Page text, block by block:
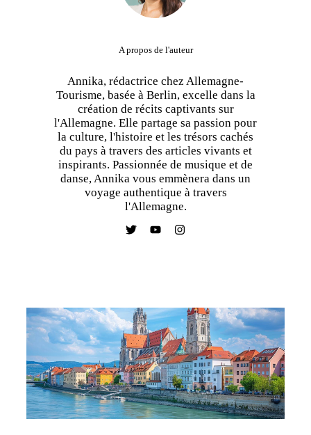
A propos de l'auteur
Annika, rédactrice chez Allemagne-
Tourisme, basée à Berlin, excelle dans la
création de récits captivants sur
l'Allemagne. Elle partage sa passion pour
la culture, l'histoire et les trésors cachés
du pays à travers des articles vivants et
inspirants. Passionnée de musique et de
danse, Annika vous emmènera dans un
voyage authentique à travers
l'Allemagne.